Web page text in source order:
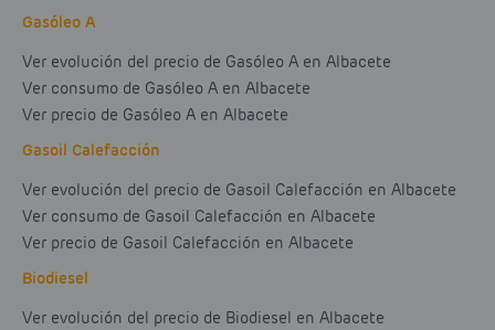
Gasóleo A
Ver evolución del precio de Gasóleo A en Albacete
Ver consumo de Gasóleo A en Albacete
Ver precio de Gasóleo A en Albacete
Gasoil Calefacción
Ver evolución del precio de Gasoil Calefacción en Albacete
Ver consumo de Gasoil Calefacción en Albacete
Ver precio de Gasoil Calefacción en Albacete
Biodiesel
Ver evolución del precio de Biodiesel en Albacete